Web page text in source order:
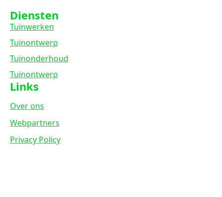
Diensten
Tuinwerken
Tuinontwerp
Tuinonderhoud
Tuinontwerp
Links
Over ons
Webpartners
Privacy Policy